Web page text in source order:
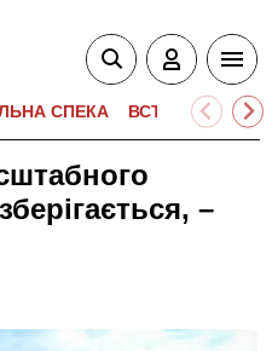
СПЕКА ВСТУПНА
–